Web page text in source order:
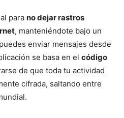
para no dejar rastros
, manteniéndote bajo un
enviar mensajes desde
se basa en el código
de que toda tu actividad
cifrada, saltando entre